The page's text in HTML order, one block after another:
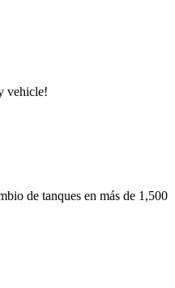
vehicle!
de tanques en más de 1,500